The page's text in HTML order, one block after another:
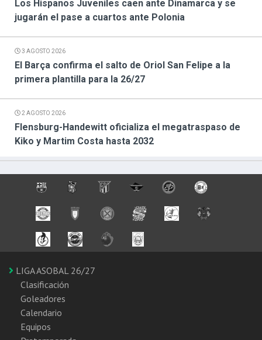
Los Hispanos Juveniles caen ante Dinamarca y se
jugarán el pase a cuartos ante Polonia
3 AGOSTO 2026
El Barça confirma el salto de Oriol San Felipe a la
primera plantilla para la 26/27
2 AGOSTO 2026
Flensburg-Handewitt oficializa el megatraspaso de
Kiko y Martim Costa hasta 2032
LIGA ASOBAL 26/27
Clasificación
Goleadores
Calendario
Equipos